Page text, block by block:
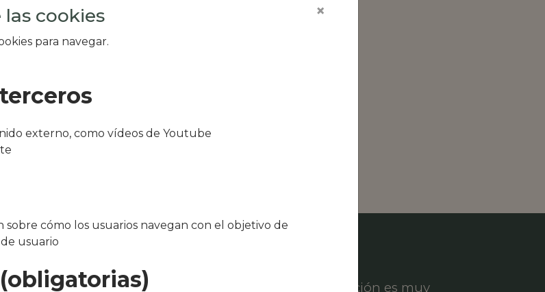
como
987 o
de varios meses con el servicio, el nivel de satisfacción es muy
cookies
para navegar.
×
externo, como vídeos de Youtube
sobre cómo los usuarios navegan con el objetivo de
usuario